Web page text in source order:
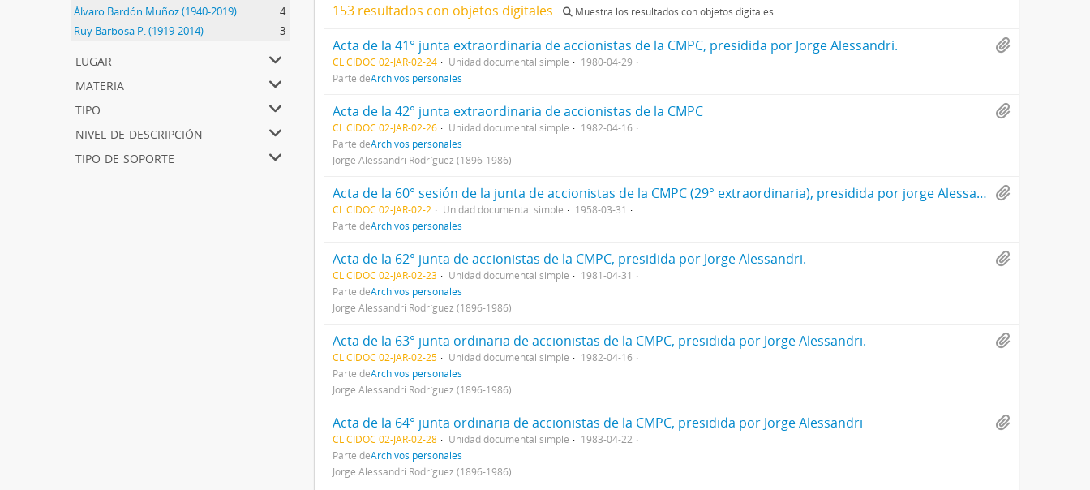
Álvaro Bardón Muñoz (1940-2019)
4
Ruy Barbosa P. (1919-2014)
3
lugar
materia
tipo
nivel de descripción
tipo de soporte
153 resultados con objetos digitales Muestra los resultados con objetos digitales
Acta de la 41° junta extraordinaria de accionistas de la CMPC, presidida por Jorge Alessandri.
CL CIDOC 02-JAR-02-24 Unidad documental simple
1980-04-29
Parte deArchivos personales
Acta de la 42° junta extraordinaria de accionistas de la CMPC
CL CIDOC 02-JAR-02-26 Unidad documental simple
1982-04-16
Parte deArchivos personales
Jorge Alessandri Rodríguez (1896-1986)
Acta de la 60° sesión de la junta de accionistas de la CMPC (29° extraordinaria), presidida por jorge Alessandri.
CL CIDOC 02-JAR-02-2 Unidad documental simple
1958-03-31
Parte deArchivos personales
Acta de la 62° junta de accionistas de la CMPC, presidida por Jorge Alessandri.
CL CIDOC 02-JAR-02-23 Unidad documental simple
1981-04-31
Parte deArchivos personales
Jorge Alessandri Rodríguez (1896-1986)
Acta de la 63° junta ordinaria de accionistas de la CMPC, presidida por Jorge Alessandri.
CL CIDOC 02-JAR-02-25 Unidad documental simple
1982-04-16
Parte deArchivos personales
Jorge Alessandri Rodríguez (1896-1986)
Acta de la 64° junta ordinaria de accionistas de la CMPC, presidida por Jorge Alessandri
CL CIDOC 02-JAR-02-28 Unidad documental simple
1983-04-22
Parte deArchivos personales
Jorge Alessandri Rodríguez (1896-1986)